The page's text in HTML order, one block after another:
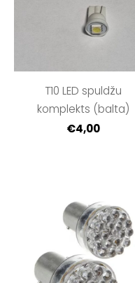
T10 LED spuldžu
komplekts (balta)
€4,00